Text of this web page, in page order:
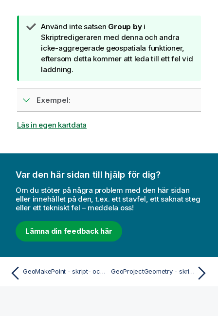
A
n
t
e
c
n
i
n
g
t
p
s
Använd inte satsen Group byi
Skriptredigeraren med denna och andra
icke-aggregerade geospatiala funktioner,
eftersom detta kommer att leda till ett fel vid
laddning.
Exempel:
Läs in egen kartdata
Var den här sidan till hjälp för dig?
Om du stöter på några problem med den här sidan
eller innehållet på den, t.ex. ett stavfel, ett saknat steg
eller ett tekniskt fel – meddela oss!
Lämna din feedback här
GeoMakePoint - skript- och diagramfunktion GeoProjectGeometry - skript- och diagramfunktion